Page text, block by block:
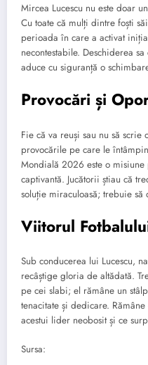
Mircea Lucescu nu este doar
Cu toate că mulți dintre foști
perioada în care a activat
necontestabile. Deschiderea
aduce cu siguranță o
Provocări și
Fie că va reuși sau nu să
provocările pe care le
Mondială 2026 este o
captivantă. Jucătorii știau că
soluție miraculoasă; trebuie
Viitorul
Sub conducerea lui Lucescu,
recâștige gloria de altădată.
pe cei slabi; el rămâne un
tenacitate și dedicare.
acestui lider neobosit și ce
Sursa: